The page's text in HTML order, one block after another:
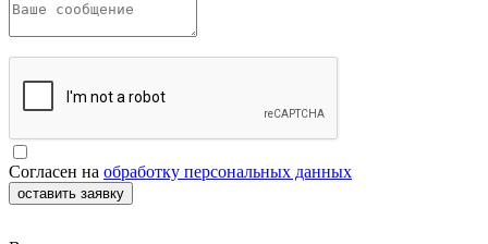
Согласен на обработку персональных данных